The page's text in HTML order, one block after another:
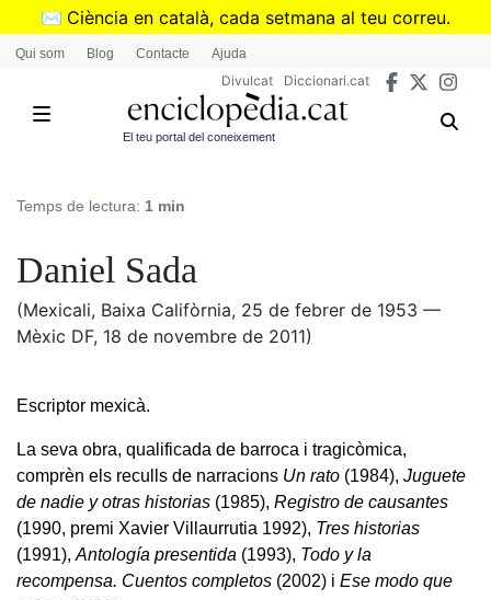
Vés
✉️ Ciència en català, cada setmana al teu correu.
➜Subscriu-te al butlletí de Divulcat
Qui som Blog Contacte Ajuda
Divulcat Diccionari.cat
El teu portal del coneixement
Temps de lectura: 1 min
Daniel Sada
(Mexicali, Baixa Califòrnia, 25 de febrer de 1953 —
Mèxic DF, 18 de novembre de 2011)
Escriptor mexicà.
La seva obra, qualificada de barroca i tragicòmica,
comprèn els reculls de narracions Un rato (1984), Juguete
de nadie y otras historias (1985), Registro de causantes
(1990, premi Xavier Villaurrutia 1992), Tres historias
(1991), Antología presentida (1993), Todo y la
recompensa. Cuentos completos (2002) i Ese modo que